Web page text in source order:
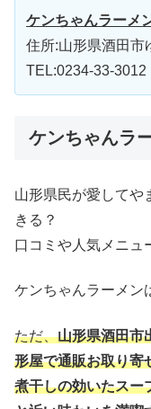
ケンちゃんラーメ
住所:山形県酒田市
TEL:0234-33-3012
ケンちゃんラ
山形県民が愛してや
きる？
口コミや人気メニュ
ケンちゃんラーメン
ただ、山形県酒田市
形屋で通販お取り寄
煮干しの効いたスー